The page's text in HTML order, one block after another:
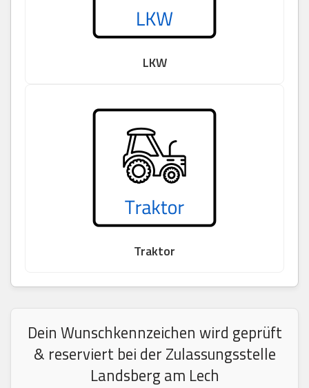
LKW
Traktor
Dein Wunschkennzeichen wird geprüft
& reserviert bei der Zulassungsstelle
Landsberg am Lech